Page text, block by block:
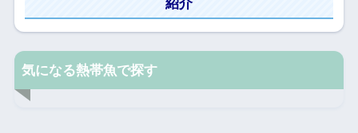
紹介
気になる熱帯魚で探す